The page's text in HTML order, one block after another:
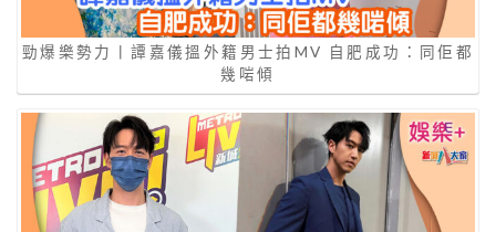
勁爆樂勢力丨譚嘉儀搵外籍男士拍MV 自肥成功：同佢都
幾啱傾